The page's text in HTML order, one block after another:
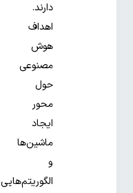
دارند.
اهداف
هوش
مصنوعی
حول
محور
ایجاد
ماشین‌ها
و
الگوریتم‌هایی